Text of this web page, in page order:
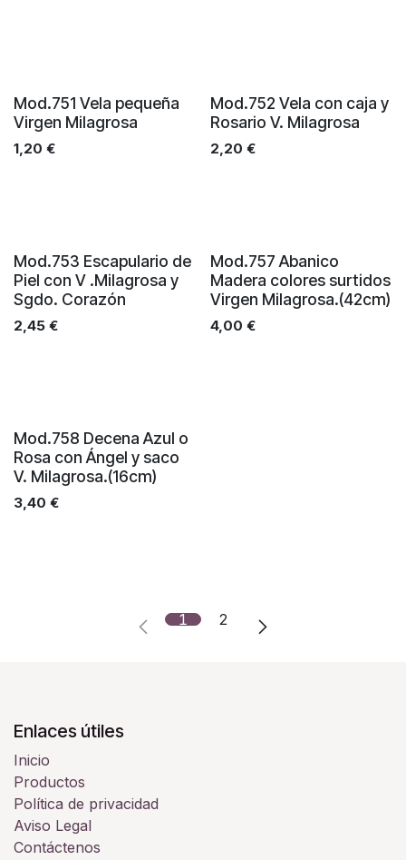
Mod.751 Vela pequeña
Virgen Milagrosa
1,20 €
Mod.752 Vela con caja y
Rosario V. Milagrosa
2,20 €
Mod.753 Escapulario de
Piel con V .Milagrosa y
Sgdo. Corazón
2,45 €
Mod.757 Abanico
Madera colores surtidos
Virgen Milagrosa.(42cm)
4,00 €
Mod.758 Decena Azul o
Rosa con Ángel y saco
V. Milagrosa.(16cm)
3,40 €
1 2
Enlaces útiles
Inicio
Productos
Política de privacidad
Aviso Legal
Contáctenos